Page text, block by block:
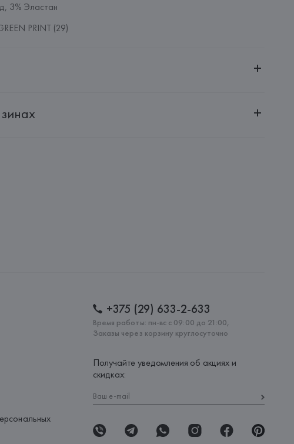
3% Эластан
PRINT (29)
220030, г. Минск, ул. Немига, 5, пом. 39
+375 (29) 633-2-633
Время работы: пн-вс с 09:00 до 21:00,
Заказы через корзину круглосуточно
Получайте уведомления об акциях и
скидках: